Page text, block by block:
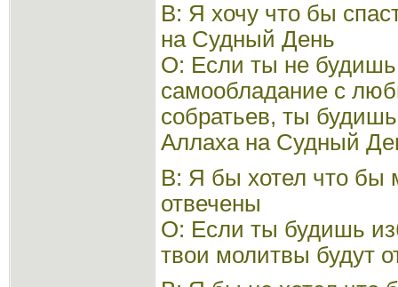
В: Я хочу что бы
на Судный День
О: Если ты не будишь
самообладание с
собратьев, ты
Аллаха на Судный
В: Я бы хотел что
отвечены
О: Если ты будишь
твои молитвы будут